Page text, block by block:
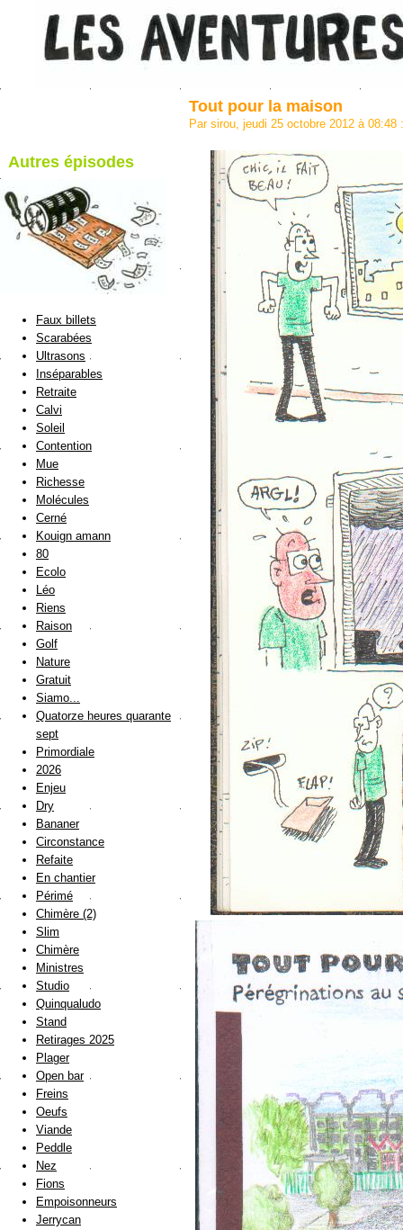
blog de Sirou
Tout pour la maison
Par sirou, jeudi 25 octobre 2012 à 08:48
Autres épisodes
Faux billets
Scarabées
Ultrasons
Inséparables
Retraite
Calvi
Soleil
Contention
Mue
Richesse
Molécules
Cerné
Kouign amann
80
Ecolo
Léo
Riens
Raison
Golf
Nature
Gratuit
Siamo...
Quatorze heures quarante
sept
Primordiale
2026
Enjeu
Dry
Bananer
Circonstance
Refaite
En chantier
Périmé
Chimère (2)
Slim
Chimère
Ministres
Studio
Quinqualudo
Stand
Retirages 2025
Plager
Open bar
Freins
Oeufs
Viande
Peddle
Nez
Fions
Empoisonneurs
Jerrycan